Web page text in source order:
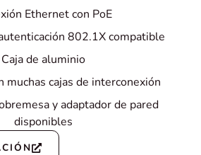
Ethernet con PoE
802.1X compatible
Caja de aluminio
muchas cajas de interconexión
y adaptador de pared
disponibles